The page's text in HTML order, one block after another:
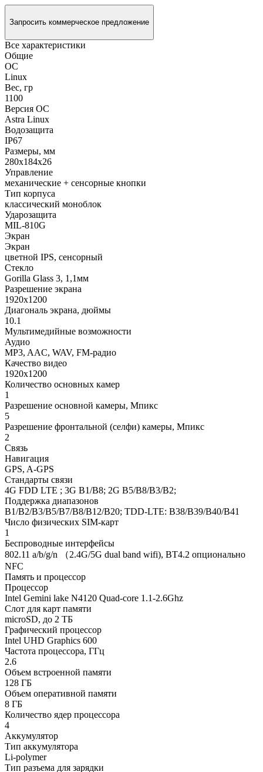
Запросить коммерческое предложение
Все характеристики
Общие
ОС
Linux
Вес, гр
1100
Версия ОС
Astra Linux
Водозащита
IP67
Размеры, мм
280х184х26
Управление
механические + сенсорные кнопки
Тип корпуса
классический моноблок
Ударозащита
MIL-810G
Экран
Экран
цветной IPS, сенсорный
Стекло
Gorilla Glass 3, 1,1мм
Разрешение экрана
1920x1200
Диагональ экрана, дюймы
10.1
Мультимедийные возможности
Аудио
MP3, AAC, WAV, FM-радио
Качество видео
1920x1200
Количество основных камер
1
Разрешение основной камеры, Мпикс
5
Разрешение фронтальной (селфи) камеры, Мпикс
2
Связь
Навигация
GPS, A-GPS
Стандарты связи
4G FDD LTE ; 3G B1/B8; 2G B5/B8/B3/B2;
Поддержка диапазонов
B1/B2/B3/B5/B7/B8/B12/B20; TDD-LTE: B38/B39/B40/B41
Число физических SIM-карт
1
Беспроводные интерфейсы
802.11 a/b/g/n （2.4G/5G dual band wifi), BT4.2 опционально
NFC
Память и процессор
Процессор
Intel Gemini lake N4120 Quad-core 1.1-2.6Ghz
Слот для карт памяти
microSD, до 2 ТБ
Графический процессор
Intel UHD Graphics 600
Частота процессора, ГГц
2.6
Объем встроенной памяти
128 ГБ
Объем оперативной памяти
8 ГБ
Количество ядер процессора
4
Аккумулятор
Тип аккумулятора
Li-polymer
Тип разъема для зарядки